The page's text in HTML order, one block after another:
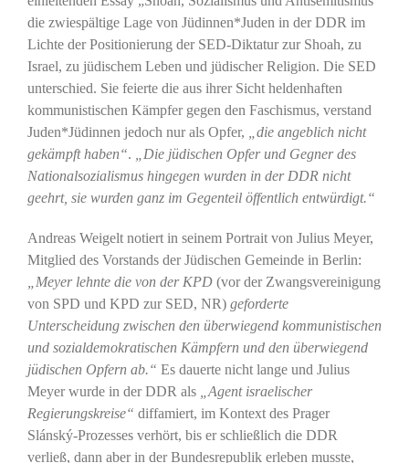
die zwiespältige Lage von Jüdinnen*Juden in der DDR im
Lichte der Positionierung der SED-Diktatur zur Shoah, zu
Israel, zu jüdischem Leben und jüdischer Religion. Die SED
unterschied. Sie feierte die aus ihrer Sicht heldenhaften
kommunistischen Kämpfer gegen den Faschismus, verstand
Juden*Jüdinnen jedoch nur als Opfer,
„die angeblich nicht
gekämpft haben“.
„Die jüdischen Opfer und Gegner des
Nationalsozialismus hingegen wurden in der DDR nicht
geehrt, sie wurden ganz im Gegenteil öffentlich entwürdigt.“
Andreas Weigelt notiert in seinem Portrait von Julius Meyer,
Mitglied des Vorstands der Jüdischen Gemeinde in Berlin:
„Meyer lehnte die von der KPD(vor der Zwangsvereinigung
von SPD und KPD zur SED, NR) geforderte
Unterscheidung zwischen den überwiegend kommunistischen
und sozialdemokratischen Kämpfern und den überwiegend
jüdischen Opfern ab.“ Es dauerte nicht lange und Julius
Meyer wurde in der DDR als
„Agent israelischer
Regierungskreise“ diffamiert, im Kontext des Prager
Slánský-Prozesses verhört, bis er schließlich die DDR
verließ, dann aber in der Bundesrepublik erleben musste,